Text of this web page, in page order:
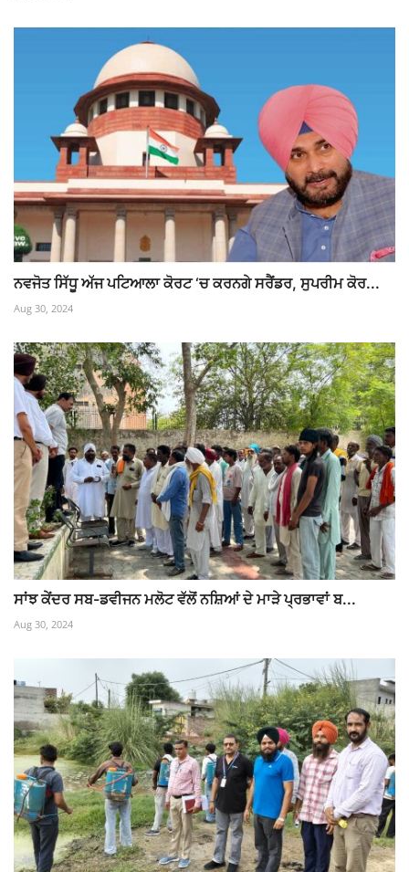
ਨਵਜੋਤ ਸਿੱਧੂ ਅੱਜ ਪਟਿਆਲਾ ਕੋਰਟ ‘ਚ ਕਰਨਗੇ ਸਰੈਂਡਰ, ਸੁਪਰੀਮ ਕੋਰ...
Aug 30, 2024
ਸਾਂਝ ਕੇਂਦਰ ਸਬ-ਡਵੀਜਨ ਮਲੋਟ ਵੱਲੋਂ ਨਸ਼ਿਆਂ ਦੇ ਮਾੜੇ ਪ੍ਰਭਾਵਾਂ ਬ...
Aug 30, 2024